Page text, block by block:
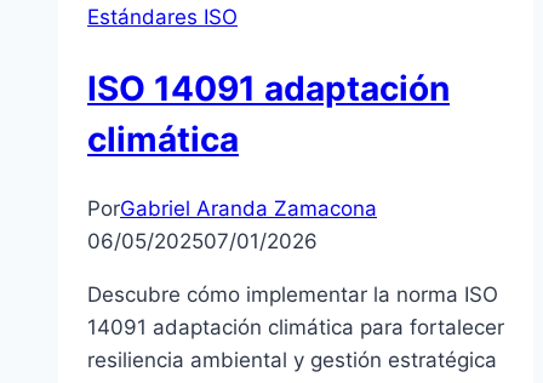
Estándares ISO
ISO 14091 adaptación
climática
PorGabriel Aranda Zamacona
06/05/202507/01/2026
Descubre cómo implementar la norma ISO
14091 adaptación climática para fortalecer
resiliencia ambiental y gestión estratégica